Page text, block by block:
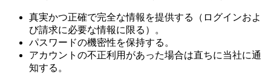
真実かつ正確で完全な情報を提供する（ログインおよ
び請求に必要な情報に限る）。
パスワードの機密性を保持する。
アカウントの不正利用があった場合は直ちに当社に通
知する。